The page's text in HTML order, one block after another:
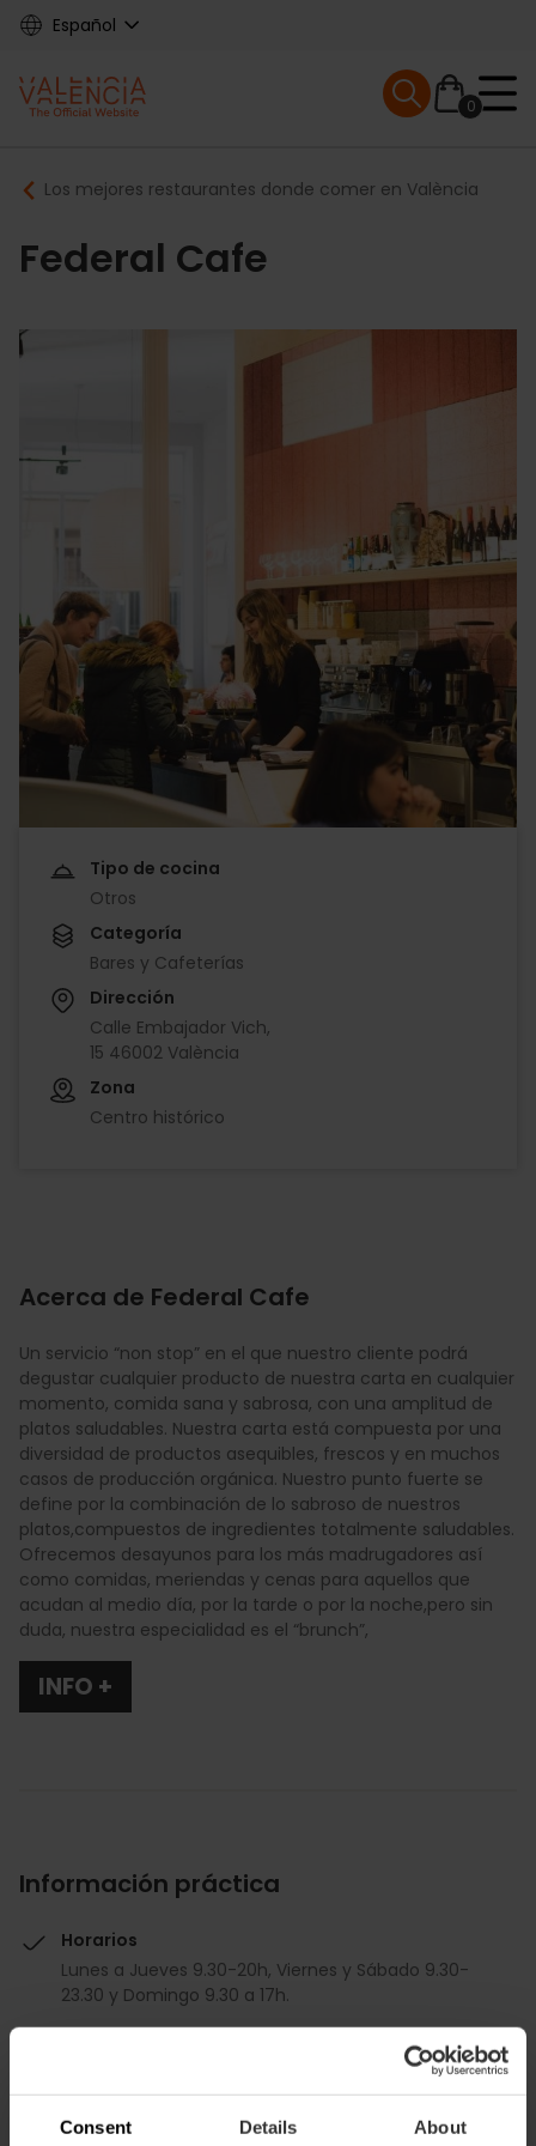
Consent Details About
Skip
content
Español
Main
navigation
0
Mobile menu
Breadcrumb
Los mejores restaurantes donde comer en València
Federal Cafe
Tipo de cocina
Otros
Categoría
Bares y Cafeterías
Dirección
Calle Embajador Vich,
15 46002 València
Zona
Centro histórico
Acerca de Federal Cafe
Un servicio “non stop” en el que nuestro cliente podrá
degustar cualquier producto de nuestra carta en cualquier
momento, comida sana y sabrosa, con una amplitud de
platos saludables. Nuestra carta está compuesta por una
diversidad de productos asequibles, frescos y en muchos
casos de producción orgánica. Nuestro punto fuerte se
define por la combinación de lo sabroso de nuestros
platos,compuestos de ingredientes totalmente saludables.
Ofrecemos desayunos para los más madrugadores así
como comidas, meriendas y cenas para aquellos que
acudan al medio día, por la tarde o por la noche,pero sin
duda, nuestra especialidad es el “brunch”,
INFO +
Información práctica
Horarios
Lunes a Jueves 9.30-20h, Viernes y Sábado 9.30-
23.30 y Domingo 9.30 a 17h.